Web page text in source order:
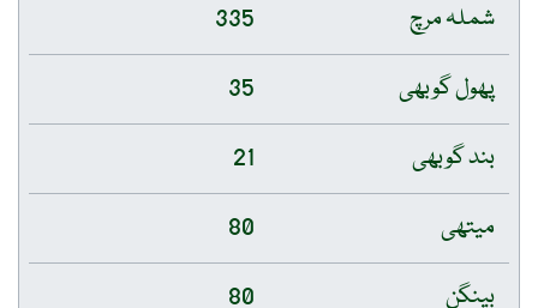
شملہ مرچ
335
پھول گوبھی
35
بند گوبھی
21
میتھی
80
بینگن
80